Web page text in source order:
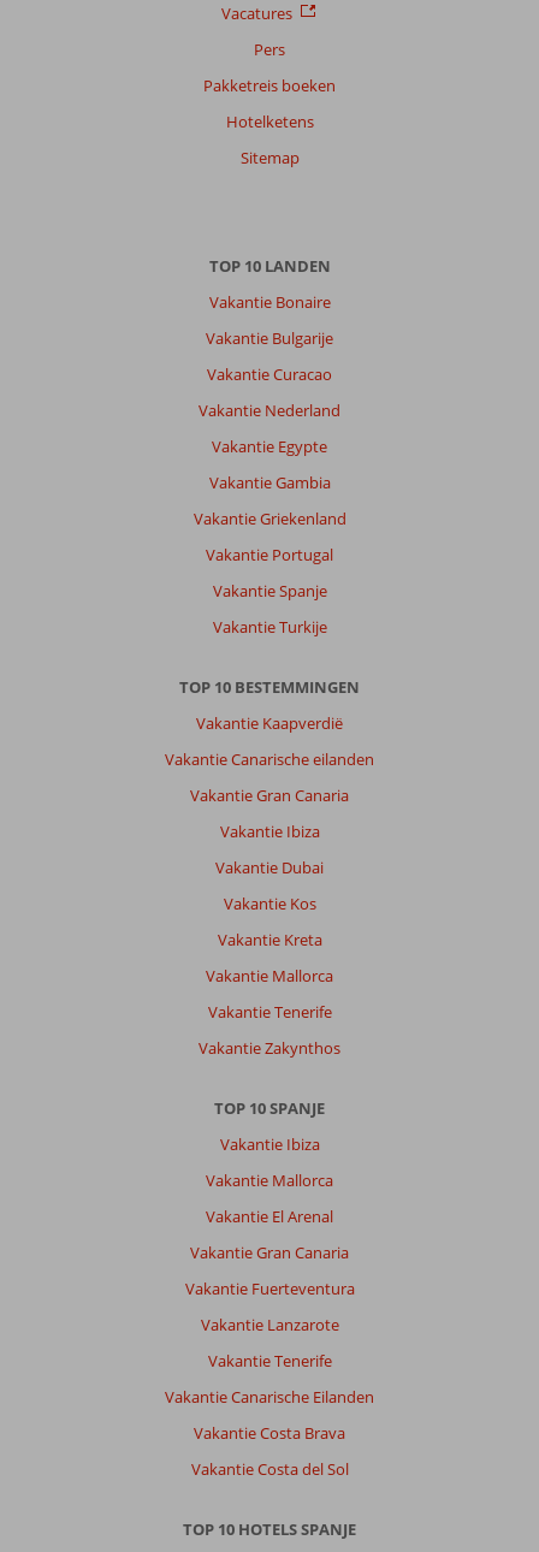
Vacatures
Pers
Pakketreis boeken
Hotelketens
Sitemap
TOP 10 LANDEN
Vakantie Bonaire
Vakantie Bulgarije
Vakantie Curacao
Vakantie Nederland
Vakantie Egypte
Vakantie Gambia
Vakantie Griekenland
Vakantie Portugal
Vakantie Spanje
Vakantie Turkije
TOP 10 BESTEMMINGEN
Vakantie Kaapverdië
Vakantie Canarische eilanden
Vakantie Gran Canaria
Vakantie Ibiza
Vakantie Dubai
Vakantie Kos
Vakantie Kreta
Vakantie Mallorca
Vakantie Tenerife
Vakantie Zakynthos
TOP 10 SPANJE
Vakantie Ibiza
Vakantie Mallorca
Vakantie El Arenal
Vakantie Gran Canaria
Vakantie Fuerteventura
Vakantie Lanzarote
Vakantie Tenerife
Vakantie Canarische Eilanden
Vakantie Costa Brava
Vakantie Costa del Sol
TOP 10 HOTELS SPANJE